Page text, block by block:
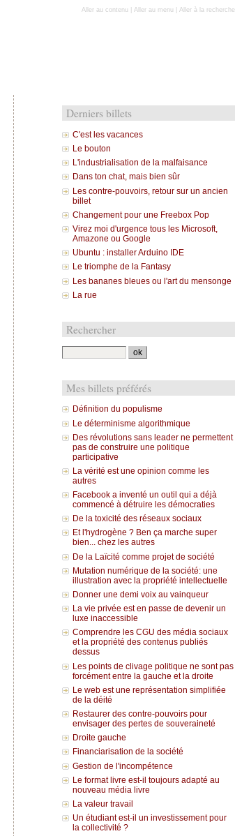
Aller au contenu Aller au menu Aller à la recherche
Derniers billets
C'est les vacances
Le bouton
L'industrialisation de la malfaisance
Dans ton chat, mais bien sûr
Les contre-pouvoirs, retour sur un ancien
billet
Changement pour une Freebox Pop
Virez moi d'urgence tous les Microsoft,
Amazone ou Google
Ubuntu : installer Arduino IDE
Le triomphe de la Fantasy
Les bananes bleues ou l'art du mensonge
La rue
Rechercher
Mes billets préférés
Définition du populisme
Le déterminisme algorithmique
Des révolutions sans leader ne permettent
pas de construire une politique
participative
La vérité est une opinion comme les
autres
Facebook a inventé un outil qui a déjà
commencé à détruire les démocraties
De la toxicité des réseaux sociaux
Et l'hydrogène ? Ben ça marche super
bien... chez les autres
De la Laïcité comme projet de société
Mutation numérique de la société: une
illustration avec la propriété intellectuelle
Donner une demi voix au vainqueur
La vie privée est en passe de devenir un
luxe inaccessible
Comprendre les CGU des média sociaux
et la propriété des contenus publiés
dessus
Les points de clivage politique ne sont pas
forcément entre la gauche et la droite
Le web est une représentation simplifiée
de la déité
Restaurer des contre-pouvoirs pour
envisager des pertes de souveraineté
Droite gauche
Financiarisation de la société
Gestion de l'incompétence
Le format livre est-il toujours adapté au
nouveau média livre
La valeur travail
Un étudiant est-il un investissement pour
la collectivité ?